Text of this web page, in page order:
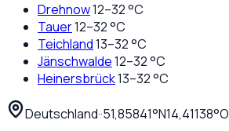
Drehnow12–32°C
Tauer12–32°C
Teichland13–32°C
Jänschwalde12–32°C
Heinersbrück13–32°C
Deutschland··51,85841°N14,41138°O